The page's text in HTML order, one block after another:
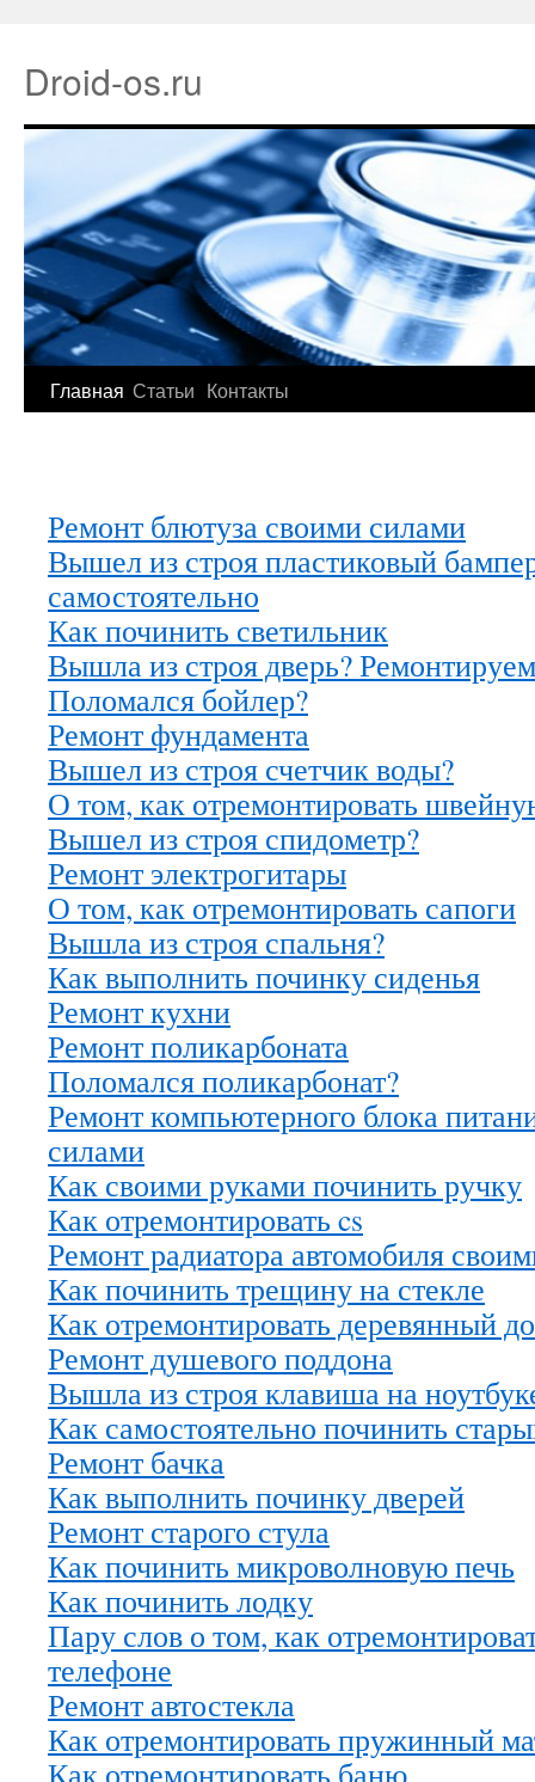
Droid-os.ru
Главная Статьи Контакты
Ремонт блютуза своими силами
Вышел из строя пластиковый
самостоятельно
Как починить светильник
Вышла из строя дверь?
Поломался бойлер?
Ремонт фундамента
Вышел из строя счетчик воды?
О том, как отремонтировать
Вышел из строя спидометр?
Ремонт электрогитары
О том, как отремонтировать сапоги
Вышла из строя спальня?
Как выполнить починку сиденья
Ремонт кухни
Ремонт поликарбоната
Поломался поликарбонат?
Ремонт компьютерного блока
силами
Как своими руками починить ручку
Как отремонтировать cs
Ремонт радиатора автомобиля
Как починить трещину на стекле
Как отремонтировать деревянный
Ремонт душевого поддона
Вышла из строя клавиша на
Как самостоятельно починить
Ремонт бачка
Как выполнить починку дверей
Ремонт старого стула
Как починить микроволновую печь
Как починить лодку
Пару слов о том, как
телефоне
Ремонт автостекла
Как отремонтировать пружинный
Как отремонтировать баню